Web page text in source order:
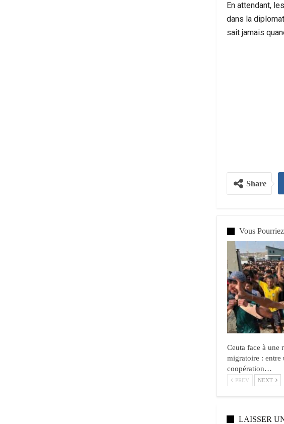
En attendant,
dans la
sait jamais
Share
Vous
Ceuta face à une
migratoire : entre
coopération…
PREV NEXT
LAISSER